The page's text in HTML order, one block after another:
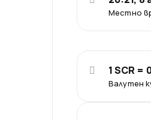
Местно
Валутен
1 SCR =